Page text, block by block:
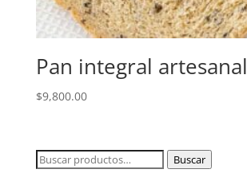
Pan integral artesanal
$9,800.00
Buscar
Buscar